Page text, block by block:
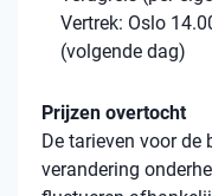
Vertrek: Oslo
(volgende dag)
Prijzen overtocht
De tarieven voor
verandering